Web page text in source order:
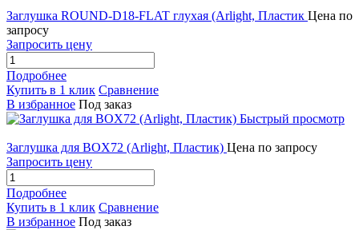
Заглушка ROUND-D18-FLAT глухая (Arlight, Пластик Цена по
запросу
Запросить цену
Подробнее
Купить в 1 клик Сравнение
В избранное Под заказ
Быстрый просмотр
Заглушка для BOX72 (Arlight, Пластик) Цена по запросу
Запросить цену
Подробнее
Купить в 1 клик Сравнение
В избранное Под заказ